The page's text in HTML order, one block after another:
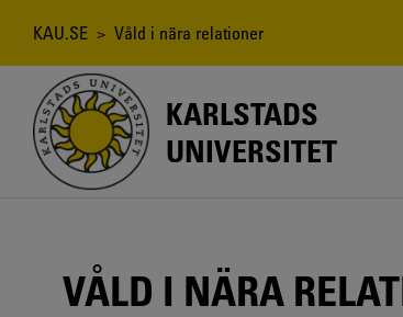
Länkstig
KAU.SE > Våld i nära relationer
KARLSTADS
UNIVERSITET
VÅLD I NÄRA